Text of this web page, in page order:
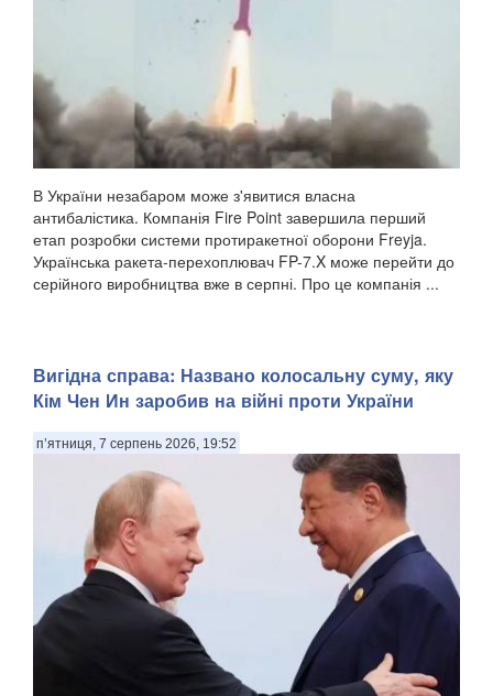
В України незабаром може з'явитися власна
антибалістика. Компанія Fire Point завершила перший
етап розробки системи протиракетної оборони Freyja.
Українська ракета-перехоплювач FP-7.X може перейти до
серійного виробництва вже в серпні. Про це компанія ...
Вигідна справа: Названо колосальну суму, яку
Кім Чен Ин заробив на війні проти України
п’ятниця, 7 серпень 2026, 19:52